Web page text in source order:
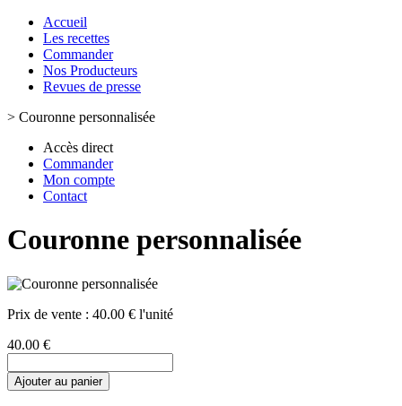
Accueil
Les recettes
Commander
Nos Producteurs
Revues de presse
> Couronne personnalisée
Accès direct
Commander
Mon compte
Contact
Couronne personnalisée
Prix de vente : 40.00 € l'unité
40.00 €
Ajouter au panier